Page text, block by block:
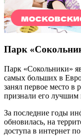
Парк
Парк «Сокольники»
самых больших в
занял первое место в
признали его лучшим
За последние годы
обновилась, на
доступа в интернет